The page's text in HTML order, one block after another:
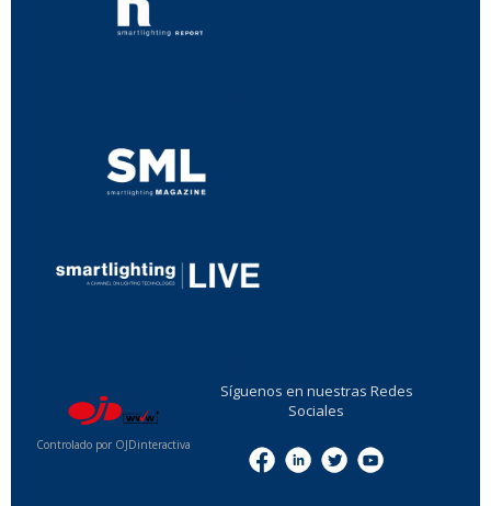
Controlado por OJDinteractiva
Síguenos en nuestras Redes
Sociales